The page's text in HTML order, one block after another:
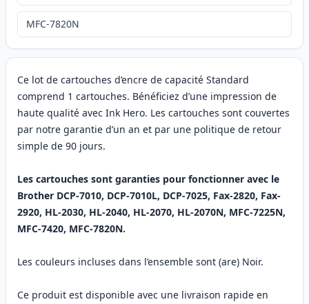
Ce lot de cartouches d’encre de capacité Standard
comprend 1 cartouches. Bénéficiez d’une impression de
haute qualité avec Ink Hero. Les cartouches sont couvertes
par notre garantie d’un an et par une politique de retour
simple de 90 jours.
Les cartouches sont garanties pour fonctionner avec le
Brother DCP-7010, DCP-7010L, DCP-7025, Fax-2820, Fax-
2920, HL-2030, HL-2040, HL-2070, HL-2070N, MFC-7225N,
MFC-7420, MFC-7820N.
Les couleurs incluses dans l’ensemble sont (are) Noir.
Ce produit est disponible avec une livraison rapide en
MFC-7820N